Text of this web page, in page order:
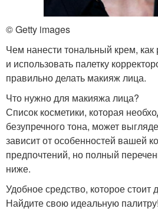
© Getty images
Чем нанести тональный крем, как
и использовать палетку
правильно делать макияж лица.
Что нужно для макияжа лица?
Список косметики, которая
безупречного тона, может
зависит от особенностей вашей
предпочтений, но полный
ниже.
Удобное средство, которое стоит
Найдите свою идеальную палитру!